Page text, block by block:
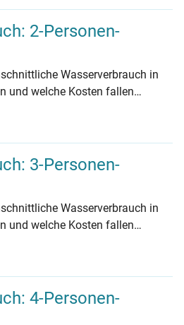
2-Personen-
Wasserverbrauch in
und welche Kosten fallen
zum Sparen.
3-Personen-
Wasserverbrauch in
und welche Kosten fallen
zum Sparen.
4-Personen-